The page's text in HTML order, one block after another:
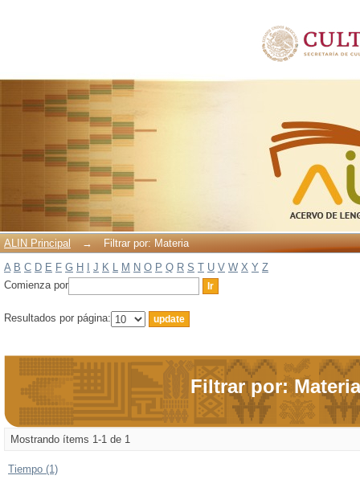
ALIN Principal →
Filtrar por: Materia
A B C D E F G H J K L M N O P Q R S T U V W X Y Z
Comienza por
Resultados por página:
Filtrar por: Materia
Mostrando ítems 1-1 de 1
Tiempo (1)